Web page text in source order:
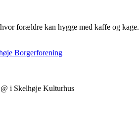
forældre kan hygge med kaffe og kage.
Borgerforening
@ i Skelhøje Kulturhus